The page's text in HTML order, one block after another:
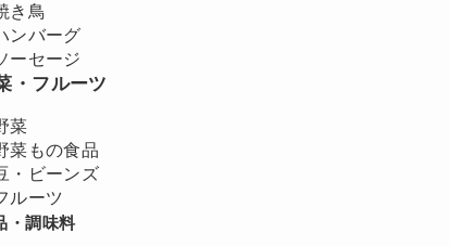
き鳥
ンバーグ
ーセージ
・フルーツ
菜
菜もの食品
・ビーンズ
ルーツ
・調味料